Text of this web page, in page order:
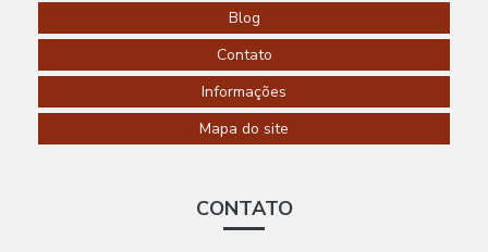
RESIDENCIAL
SOROCABA
AUTOMAÇÃO
EM SP
Blog
Contato
Informações
Mapa do site
CONTATO